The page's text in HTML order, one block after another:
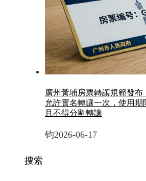
廣州黃埔房票轉讓規範發布
允許實名轉讓一次，使用期
且不得分割轉讓
钧2026-06-17
搜索